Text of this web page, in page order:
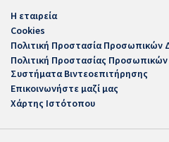
Η εταιρεία
Cookies
Πολιτική Προστασία Προσωπικών
Πολιτική Προστασίας
Συστήματα Βιντεοεπιτήρησης
Επικοινωνήστε μαζί μας
Χάρτης Ιστότοπου